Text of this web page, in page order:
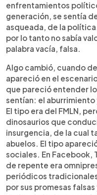
enfrentamientos
generación, se sentía
asqueada, de la
por lo tanto no sabía
palabra vacía, falsa.
Algo cambió, cuando
apareció en el
que pareció entender
sentían: el
El tipo era del FMLN,
dinosaurios que
insurgencia, de la cual
abuelos. El tipo
sociales. En Facebook,
de repente era
periódicos
por sus promesas